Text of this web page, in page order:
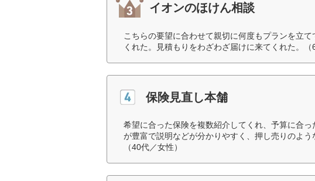
イオンのほけん相談
こちらの要望に合わせて親切に何度もプランを立
くれた。見積もりをわざわざ届けに来てくれた。（
保険見直し本舗
希望に合った保険を複数紹介してくれ、予算に合
が豊富で説明などが分かりやすく、押し売りのよう
（40代／女性）